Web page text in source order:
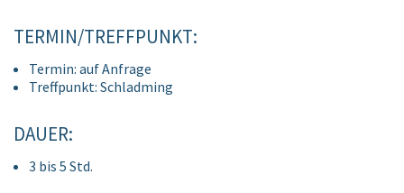
TERMIN/TREFFPUNKT:
Termin: auf Anfrage
Treffpunkt: Schladming
DAUER:
3 bis 5 Std.